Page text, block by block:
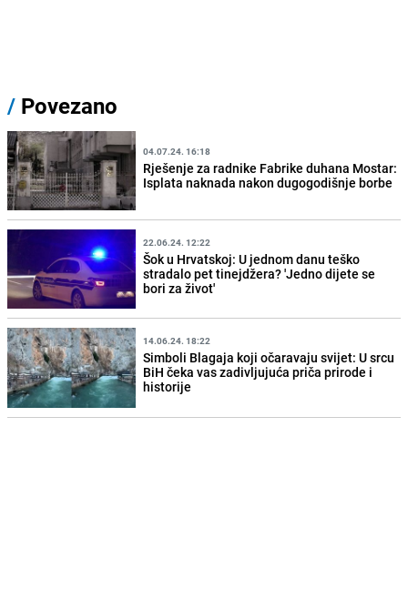
/ Povezano
04.07.24. 16:18
Rješenje za radnike Fabrike duhana Mostar:
Isplata naknada nakon dugogodišnje borbe
22.06.24. 12:22
Šok u Hrvatskoj: U jednom danu teško
stradalo pet tinejdžera? 'Jedno dijete se
bori za život'
14.06.24. 18:22
Simboli Blagaja koji očaravaju svijet: U srcu
BiH čeka vas zadivljujuća priča prirode i
historije